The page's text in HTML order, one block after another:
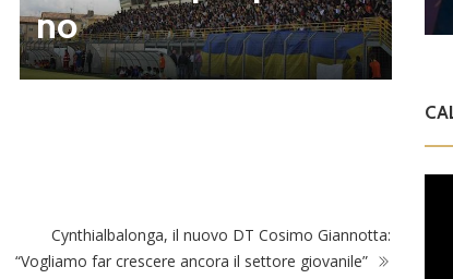
no
Cynthialbalonga, il nuovo DT Cosimo Giannotta:
“Vogliamo far crescere ancora il settore giovanile”